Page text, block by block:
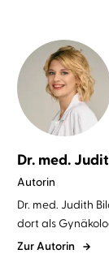
Dr. med.
Autorin
Dr. med. Judith
dort als
Zur Autorin